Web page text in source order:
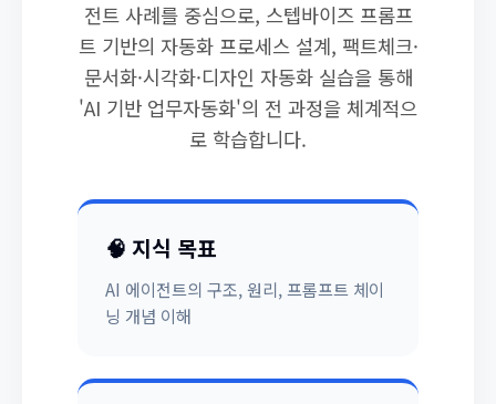
전트 사례를 중심으로, 스텝바이즈 프롬프
트 기반의 자동화 프로세스 설계, 팩트체크·
문서화·시각화·디자인 자동화 실습을 통해
'AI 기반 업무자동화'의 전 과정을 체계적으
로 학습합니다.
🧠 지식 목표
AI 에이전트의 구조, 원리, 프롬프트 체이
닝 개념 이해